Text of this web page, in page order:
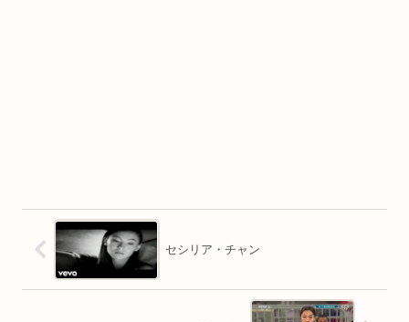
セシリア・チャン